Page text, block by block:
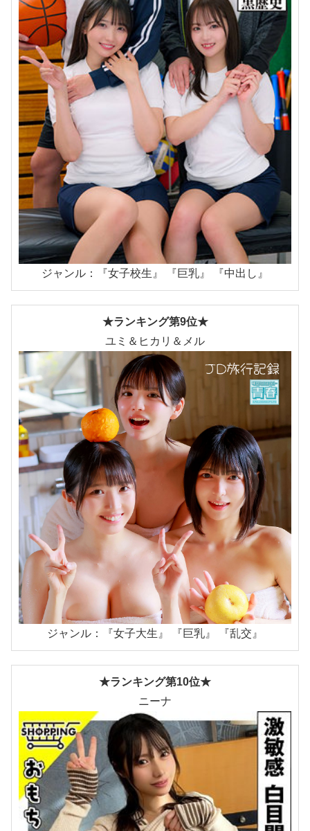
ジャンル：『女子校生』 『巨乳』 『中出し』
★ランキング第9位★
ユミ＆ヒカリ＆メル
ジャンル：『女子大生』 『巨乳』 『乱交』
★ランキング第10位★
ニーナ